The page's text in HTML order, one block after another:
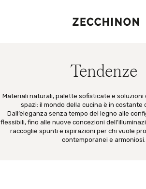
Tendenze
Materiali naturali, palette sofisticate e soluzioni
spazi: il mondo della cucina è in costante
Dall’eleganza senza tempo del legno alle
flessibili, fino alle nuove concezioni
raccoglie spunti e ispirazioni per chi vuole
contemporanei e armoniosi.